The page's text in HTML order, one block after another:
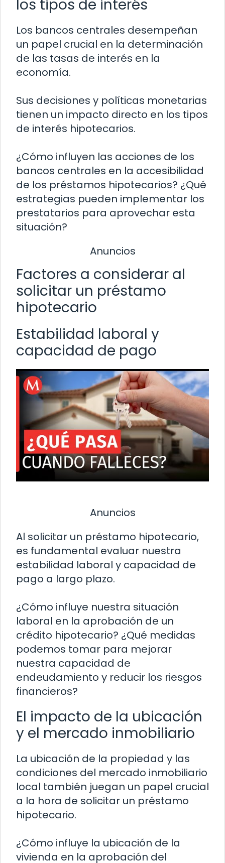
los tipos de interés
Los bancos centrales desempeñan
un papel crucial en la determinación
de las tasas de interés en la
economía.
Sus decisiones y políticas monetarias
tienen un impacto directo en los tipos
de interés hipotecarios.
¿Cómo influyen las acciones de los
bancos centrales en la accesibilidad
de los préstamos hipotecarios? ¿Qué
estrategias pueden implementar los
prestatarios para aprovechar esta
situación?
Anuncios
Factores a considerar al
solicitar un préstamo
hipotecario
Estabilidad laboral y
capacidad de pago
Anuncios
Al solicitar un préstamo hipotecario,
es fundamental evaluar nuestra
estabilidad laboral y capacidad de
pago a largo plazo.
¿Cómo influye nuestra situación
laboral en la aprobación de un
crédito hipotecario? ¿Qué medidas
podemos tomar para mejorar
nuestra capacidad de
endeudamiento y reducir los riesgos
financieros?
El impacto de la ubicación
y el mercado inmobiliario
La ubicación de la propiedad y las
condiciones del mercado inmobiliario
local también juegan un papel crucial
a la hora de solicitar un préstamo
hipotecario.
¿Cómo influye la ubicación de la
vivienda en la aprobación del